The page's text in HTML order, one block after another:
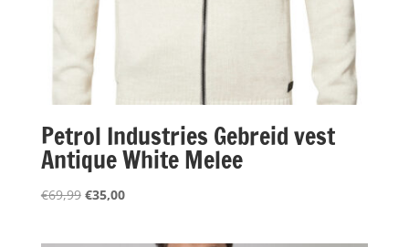
Petrol Industries Gebreid vest
Antique White Melee
€69,99 Oorspronkelijke
€35,00Huidige